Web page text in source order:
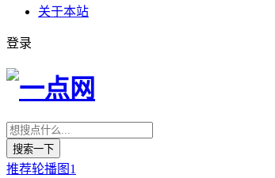
关于本站
登录
搜索一下
推荐轮播图1